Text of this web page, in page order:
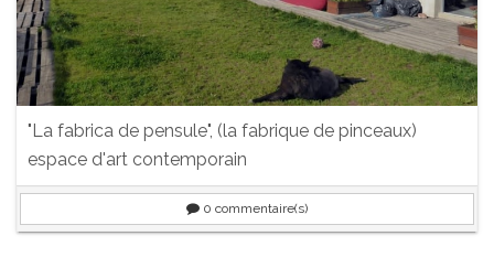
"La fabrica de pensule", (la fabrique de pinceaux)
espace d'art contemporain
0 commentaire(s)